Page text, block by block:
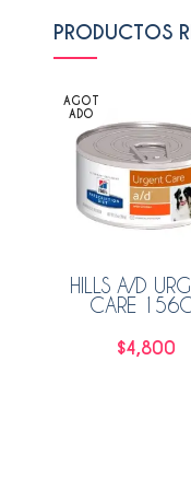
PRODUCTOS
AGOT
ADO
HILLS A/D
CARE
$4,800